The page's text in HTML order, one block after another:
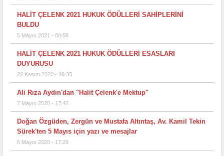
HALİT ÇELENK 2021 HUKUK ÖDÜLLERİ SAHİPLERİNİ
BULDU
5 Mayıs 2021 - 08:58
HALİT ÇELENK 2021 HUKUK ÖDÜLLERİ ESASLARI
DUYURUSU
22 Kasım 2020 - 16:35
Ali Rıza Aydın'dan "Halit Çelenk'e Mektup"
7 Mayıs 2020 - 17:42
Doğan Özgüden, Zergün ve Mustafa Altıntaş, Av. Kamil Tekin
Sürek'ten 5 Mayıs için yazı ve mesajlar
6 Mayıs 2020 - 17:29